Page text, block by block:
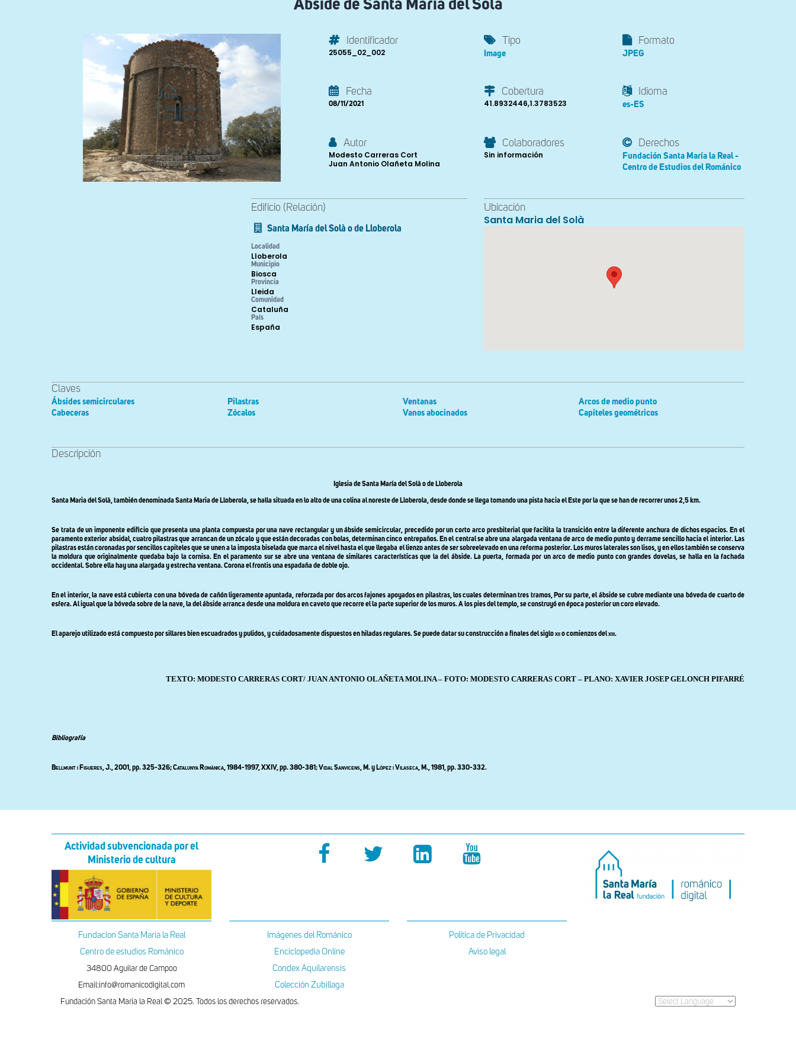
Ábside de Santa Maria del Solà
Identificador
25055_02_002
Tipo
Image
Formato
JPEG
Fecha
08/11/2021
Cobertura
41.8932446,1.3783523
Idioma
es-ES
Autor
Modesto Carreras Cort
Juan Antonio Olañeta Molina
Colaboradores
Sin información
Derechos
Fundación Santa María la Real -
Centro de Estudios del Románico
Edificio (Relación)
Santa María del Solà o de Lloberola
Localidad
Lloberola
Municipio
Biosca
Provincia
Lleida
Comunidad
Cataluña
País
España
Ubicación
Santa Maria del Solà
Claves
Ábsides semicirculares
Cabeceras
Pilastras
Zócalos
Ventanas
Vanos abocinados
Arcos de medio punto
Capiteles geométricos
Descripción
Iglesia de Santa María del Solà o de Lloberola
Santa Maria del Solà, también denominada Santa Maria de Lloberola, se halla situada en lo alto de una colina al noreste de Lloberola, desde donde se llega tomando una pista hacia el Este por la que se han de recorrer unos 2,5 km.
Se trata de un imponente edificio que presenta una planta compuesta por una nave rectangular y un ábside semicircular, precedido por un corto arco presbiterial que facilita la transición entre la diferente anchura de dichos espacios. En el
paramento exterior absidal, cuatro pilastras que arrancan de un zócalo y que están decoradas con bolas, determinan cinco entrepaños. En el central se abre una alargada ventana de arco de medio punto y derrame sencillo hacia el interior. Las
pilastras están coronadas por sencillos capiteles que se unen a la imposta biselada que marca el nivel hasta el que llegaba el lienzo antes de ser sobreelevado en una reforma posterior. Los muros laterales son lisos, y en ellos también se conserva
la moldura que originalmente quedaba bajo la cornisa. En el paramento sur se abre una ventana de similares características que la del ábside. La puerta, formada por un arco de medio punto con grandes dovelas, se halla en la fachada
occidental. Sobre ella hay una alargada y estrecha ventana. Corona el frontis una espadaña de doble ojo.
En el interior, la nave está cubierta con una bóveda de cañón ligeramente apuntada, reforzada por dos arcos fajones apoyados en pilastras, los cuales determinan tres tramos, Por su parte, el ábside se cubre mediante una bóveda de cuarto de
esfera. Al igual que la bóveda sobre de la nave, la del ábside arranca desde una moldura en caveto que recorre el la parte superior de los muros. A los pies del templo, se construyó en época posterior un coro elevado.
El aparejo utilizado está compuesto por sillares bien escuadrados y pulidos, y cuidadosamente dispuestos en hiladas regulares. Se puede datar su construcción a finales del sigloxiio comienzos delxiii.
TEXTO: MODESTO CARRERAS CORT/ JUAN ANTONIO OLAÑETA MOLINA – FOTO: MODESTO CARRERAS CORT – PLANO: XAVIER JOSEP GELONCH PIFARRÉ
Bibliografía
Bellmunt i Figueres, J., 2001, pp. 325-326;Catalunya Romànica, 1984-1997, XXIV, pp.380-381;Vidal Sanvicens, M. y López i Vilaseca, M., 1981, pp. 330-332.
Actividad subvencionada por el
Ministerio de cultura
Fundacion Santa Maria la Real
Centro de estudios Románico
34800 Aguilar de Campoo
Email:info@romanicodigital.com
Imágenes del Románico
Enciclopedia Online
Condex Aquilarensis
Colección Zubillaga
Política de Privacidad
Aviso legal
Fundación Santa María la Real © 2025. Todos los derechos reservados.